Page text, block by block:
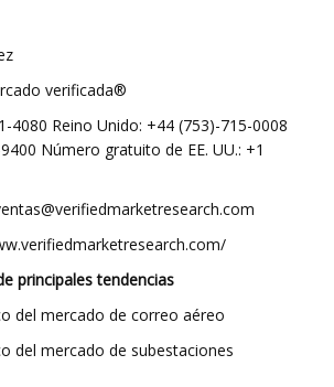
verificada®
4080 Reino Unido: +44 (753)-715-0008
Número gratuito de EE. UU.: +1
principales tendencias
del mercado de correo aéreo
del mercado de subestaciones